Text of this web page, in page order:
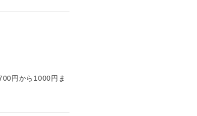
円から1000円ま